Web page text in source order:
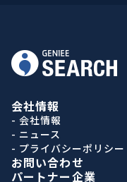
会社情報
- 会社情報
- ニュース
- プライバシーポリシー
お問い合わせ
パートナー企業